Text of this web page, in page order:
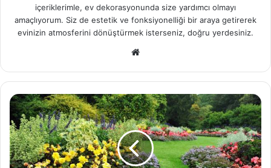
içeriklerimle, ev dekorasyonunda size yardımcı olmayı
amaçlıyorum. Siz de estetik ve fonksiyonelliği bir araya getirerek
evinizin atmosferini dönüştürmek isterseniz, doğru yerdesiniz.
sit
esi